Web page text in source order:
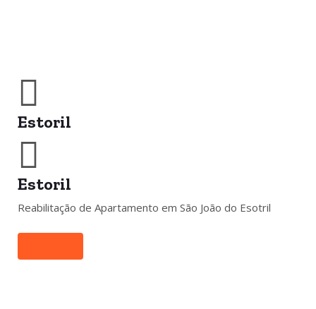
Estoril
Estoril
Reabilitação de Apartamento em São João do Esotril